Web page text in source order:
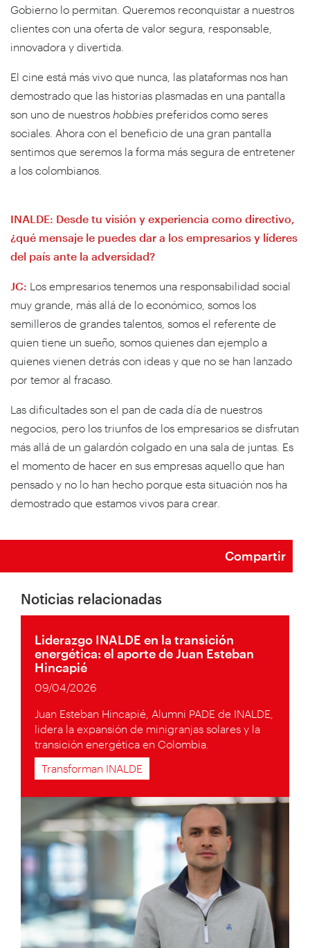
Gobierno lo permitan. Queremos reconquistar a nuestros
clientes con una oferta de valor segura, responsable,
innovadora y divertida.
El cine está más vivo que nunca, las plataformas nos han
demostrado que las historias plasmadas en una pantalla
son uno de nuestros hobbies preferidos como seres
sociales. Ahora con el beneficio de una gran pantalla
sentimos que seremos la forma más segura de entretener
a los colombianos.
INALDE: Desde tu visión y experiencia como directivo,
¿qué mensaje le puedes dar a los empresarios y líderes
del país ante la adversidad?
JC: Los empresarios tenemos una responsabilidad social
muy grande, más allá de lo económico, somos los
semilleros de grandes talentos, somos el referente de
quien tiene un sueño, somos quienes dan ejemplo a
quienes vienen detrás con ideas y que no se han lanzado
por temor al fracaso.
Las dificultades son el pan de cada día de nuestros
negocios, pero los triunfos de los empresarios se disfrutan
más allá de un galardón colgado en una sala de juntas. Es
el momento de hacer en sus empresas aquello que han
pensado y no lo han hecho porque esta situación nos ha
demostrado que estamos vivos para crear.
Compartir
Noticias relacionadas
Liderazgo INALDE en la transición
energética: el aporte de Juan Esteban
Hincapié
09/04/2026
Juan Esteban Hincapié, Alumni PADE de INALDE,
lidera la expansión de minigranjas solares y la
transición energética en Colombia.
Transforman INALDE